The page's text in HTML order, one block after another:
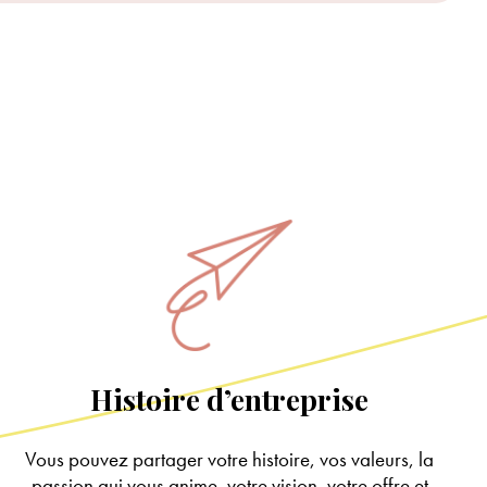
Histoire d’entreprise
Vous pouvez partager votre histoire, vos valeurs, la